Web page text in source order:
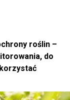
roślin –
do